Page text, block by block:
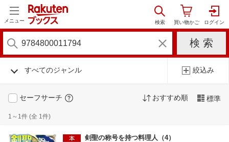
メニュー
すべてのジャンル 絞込み
セーフサーチ おすすめ順 標準
1～1件 (全 1件)
剣聖の称号を持つ料理人（4）